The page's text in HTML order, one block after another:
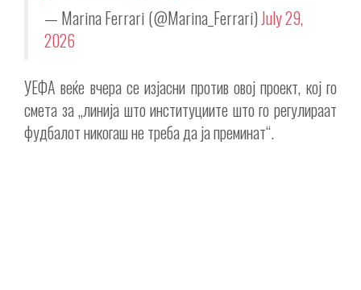
— Marina Ferrari (@Marina_Ferrari) July 29,
2026
УЕФА веќе вчера се изјасни против овој проект, кој го
смета за „линија што институциите што го регулираат
фудбалот никогаш не треба да ја преминат“.